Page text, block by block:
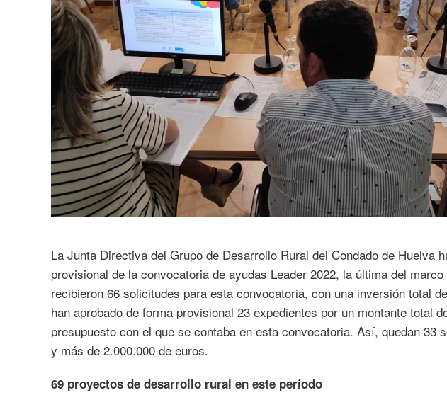
La Junta Directiva del Grupo de Desarrollo Rural del Condado de Huelva
provisional de la convocatoria de ayudas Leader 2022, la última del
recibieron 66 solicitudes para esta convocatoria, con una inversión total
han aprobado de forma provisional 23 expedientes por un montante total
presupuesto con el que se contaba en esta convocatoria. Así, quedan 33
y más de 2.000.000 de euros.
69 proyectos de desarrollo rural en este período